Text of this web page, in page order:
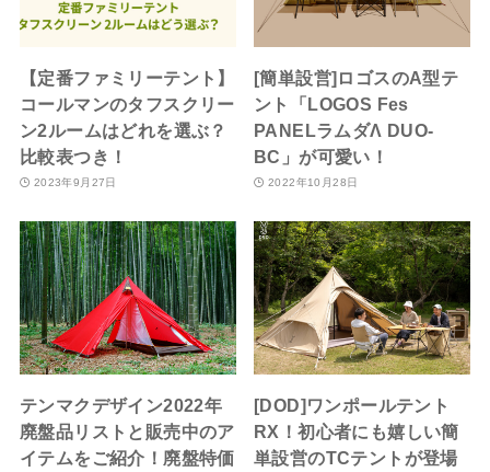
【定番ファミリーテント】
コールマンのタフスクリー
ン2ルームはどれを選ぶ？
比較表つき！
2023年9月27日
[簡単設営]ロゴスのA型テ
ント「LOGOS Fes
PANELラムダΛ DUO-
BC」が可愛い！
2022年10月28日
テンマクデザイン2022年
廃盤品リストと販売中のア
イテムをご紹介！廃盤特価
[DOD]ワンポールテント
RX！初心者にも嬉しい簡
単設営のTCテントが登場